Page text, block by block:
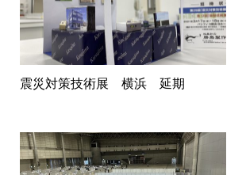
震災対策技術展 横浜 延期